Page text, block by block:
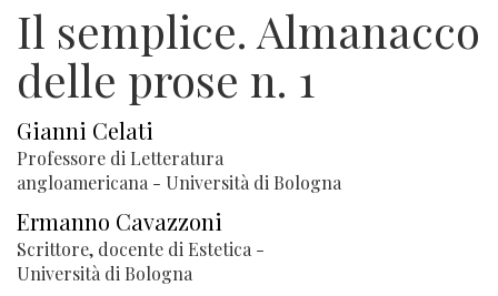
Il semplice. Almanacco
delle prose n. 1
Gianni Celati
Professore di Letteratura
angloamericana - Università di Bologna
Ermanno Cavazzoni
Scrittore, docente di Estetica -
Università di Bologna